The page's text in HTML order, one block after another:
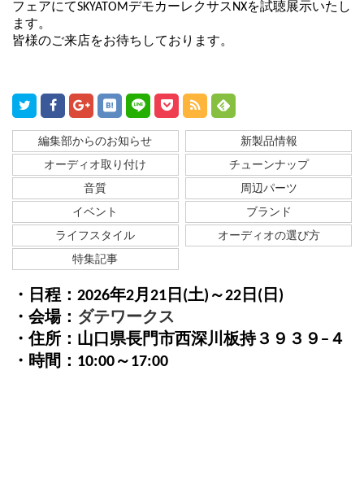
フェアにてSKYATOMデモカーレクサスNXを試聴展示いたし
ます。
皆様のご来店をお待ちしております。
編集部からのお知らせ
新製品情報
オーディオ取り付け
チューンナップ
音質
周辺パーツ
イベント
ブランド
ライフスタイル
オーディオの選び方
特集記事
・日程：2026年2月21日(土)～22日(日)
・会場： ダテワークス
・住所：山口県長門市西深川板持３９３９−４
・時間：10:00～17:00